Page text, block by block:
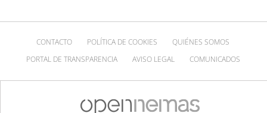
CONTACTO POLÍTICA DE COOKIES
QUIÉNES SOMOS
PORTAL DE TRANSPARENCIA
AVISO LEGAL COMUNICADOS